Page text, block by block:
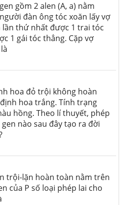
gồm 2 alen (A, a) nằm
đàn ông tóc xoăn lấy vợ
lần thứ nhất được 1 trai tóc
1 gái tóc thẳng. Cặp vợ
hoa đỏ trội không hoàn
hoa trắng. Tính trạng
hồng. Theo lí thuyết, phép
nào sau đây tạo ra đời
trội-lặn hoàn toàn nằm trên
của P số loại phép lai cho